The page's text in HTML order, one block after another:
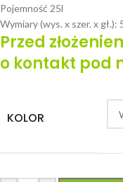
Pojemność 25l
Wymiary (wys. x szer. x
Przed
o kontakt pod
KOLOR